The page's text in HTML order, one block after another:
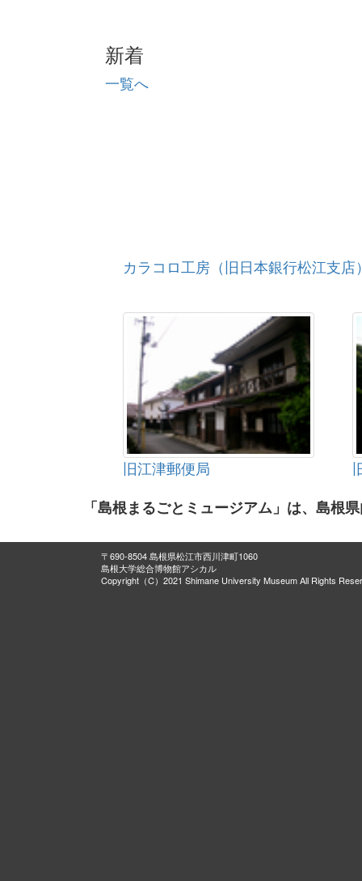
新着
一覧へ
カラコロ工房（旧日本銀行松江支店
旧江津郵便局
「島根まるごとミュージアム」は、島根
〒690-8504 島根県松江市西川津町1060
島根大学総合博物館アシカル
Copyright（C）2021 Shimane University Museum All Rights